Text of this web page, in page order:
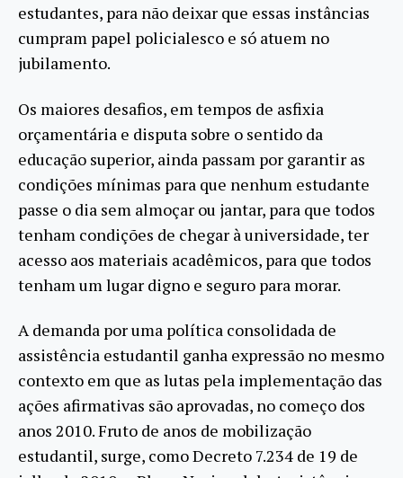
estudantes, para não deixar que essas instâncias
cumpram papel policialesco e só atuem no
jubilamento.
Os maiores desafios, em tempos de asfixia
orçamentária e disputa sobre o sentido da
educação superior, ainda passam por garantir as
condições mínimas para que nenhum estudante
passe o dia sem almoçar ou jantar, para que todos
tenham condições de chegar à universidade, ter
acesso aos materiais acadêmicos, para que todos
tenham um lugar digno e seguro para morar.
A demanda por uma política consolidada de
assistência estudantil ganha expressão no mesmo
contexto em que as lutas pela implementação das
ações afirmativas são aprovadas, no começo dos
anos 2010. Fruto de anos de mobilização
estudantil, surge, como Decreto 7.234 de 19 de